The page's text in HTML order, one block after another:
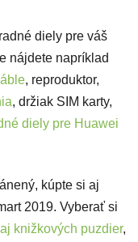
diely pre váš
nájdete napríklad
, reproduktor,
, držiak SIM karty,
diely pre Huawei
kúpte si aj
2019. Vyberať si
knižkových puzdier,